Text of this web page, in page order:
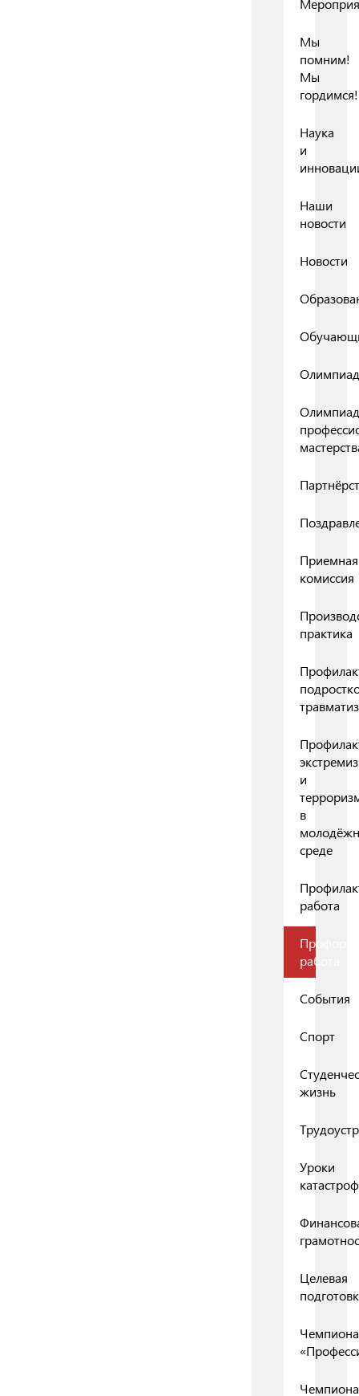
Мы
помним!
Мы
гордимся!
Наука
и
Наши
новости
Новости
Приемная
комиссия
практика
и
в
среде
работа
работа
События
Спорт
жизнь
Уроки
Целевая